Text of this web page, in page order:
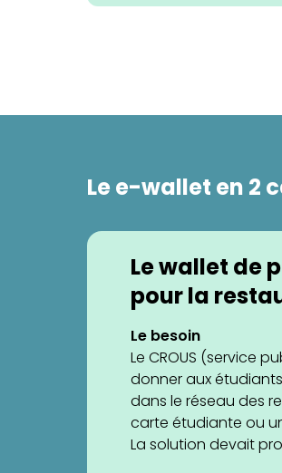
Le e-wallet en 2
Le wallet de
pour la
Le besoin
Le CROUS (service
donner aux
dans le réseau des
carte étudiante ou
La solution devait